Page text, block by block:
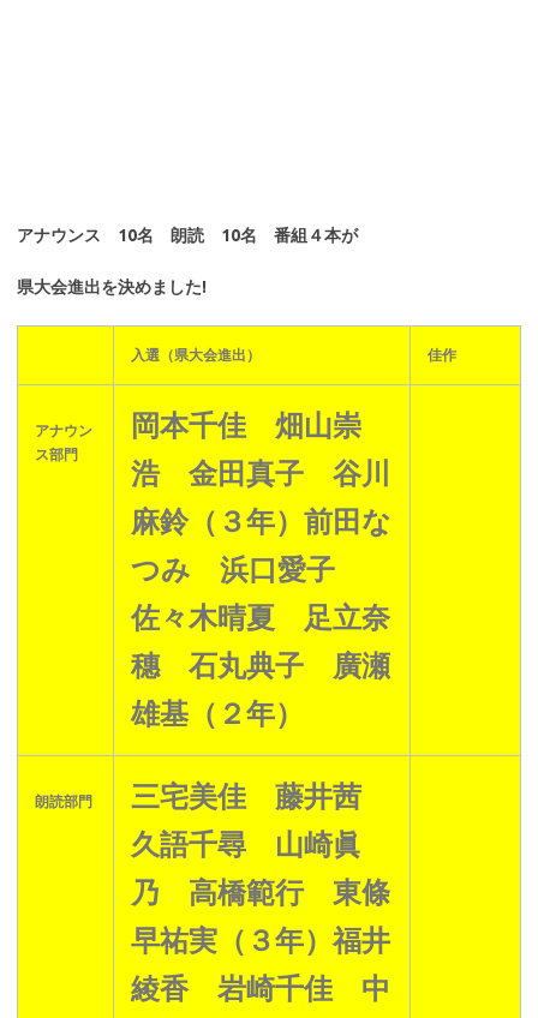
アナウンス 10名 朗読 10名 番組４本が
県大会進出を決めました!
入選（県大会進出） 佳作
アナウン
ス部門
岡本千佳 畑山崇
浩 金田真子 谷川
麻鈴（３年）前田な
つみ 浜口愛子
佐々木晴夏 足立奈
穗 石丸典子 廣瀬
雄基（２年）
朗読部門
三宅美佳 藤井茜
久語千尋 山崎眞
乃 高橋範行 東條
早祐実（３年）福井
綾香 岩崎千佳 中